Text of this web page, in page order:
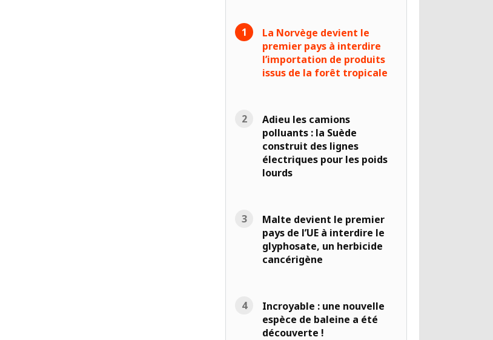
La Norvège devient le
premier pays à interdire
l’importation de produits
issus de la forêt tropicale
Adieu les camions
polluants : la Suède
construit des lignes
électriques pour les poids
lourds
Malte devient le premier
pays de l’UE à interdire le
glyphosate, un herbicide
cancérigène
Incroyable : une nouvelle
espèce de baleine a été
découverte !